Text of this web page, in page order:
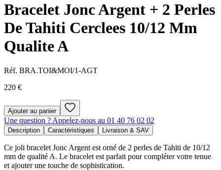
Bracelet Jonc Argent + 2 Perles
De Tahiti Cerclees 10/12 Mm
Qualite A
Réf. BRA.TOI&MOI/1-AGT
220 €
Ajouter au panier
Une question ? Appelez-nous au 01 40 76 02 02
Description Caractéristiques Livraison & SAV
Ce joli bracelet Jonc Argent est orné de 2 perles de Tahiti de 10/12
mm de qualité A. Le bracelet est parfait pour compléter votre tenue
et ajouter une touche de sophistication.